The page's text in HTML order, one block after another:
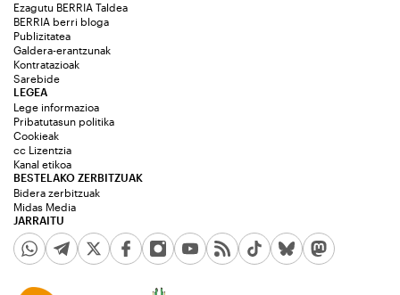
Ezagutu BERRIA Taldea
BERRIA berri bloga
Publizitatea
Galdera-erantzunak
Kontratazioak
Sarebide
JARRAITU
LEGEA
Lege informazioa
Pribatutasun politika
Cookieak
cc Lizentzia
Kanal etikoa
BESTELAKO ZERBITZUAK
Bidera zerbitzuak
Midas Media